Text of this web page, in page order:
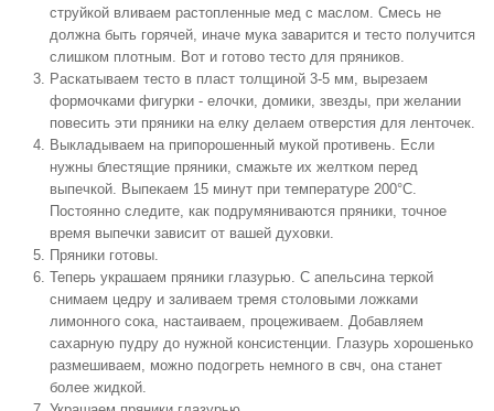
струйкой вливаем растопленные мед с маслом. Смесь не
должна быть горячей, иначе мука заварится и тесто получится
слишком плотным. Вот и готово тесто для пряников.
Раскатываем тесто в пласт толщиной 3-5 мм, вырезаем
формочками фигурки - елочки, домики, звезды, при желании
повесить эти пряники на елку делаем отверстия для ленточек.
Выкладываем на припорошенный мукой противень. Если
нужны блестящие пряники, смажьте их желтком перед
выпечкой. Выпекаем 15 минут при температуре 200°С.
Постоянно следите, как подрумяниваются пряники, точное
время выпечки зависит от вашей духовки.
Пряники готовы.
Теперь украшаем пряники глазурью. С апельсина теркой
снимаем цедру и заливаем тремя столовыми ложками
лимонного сока, настаиваем, процеживаем. Добавляем
сахарную пудру до нужной консистенции. Глазурь хорошенько
размешиваем, можно подогреть немного в свч, она станет
более жидкой.